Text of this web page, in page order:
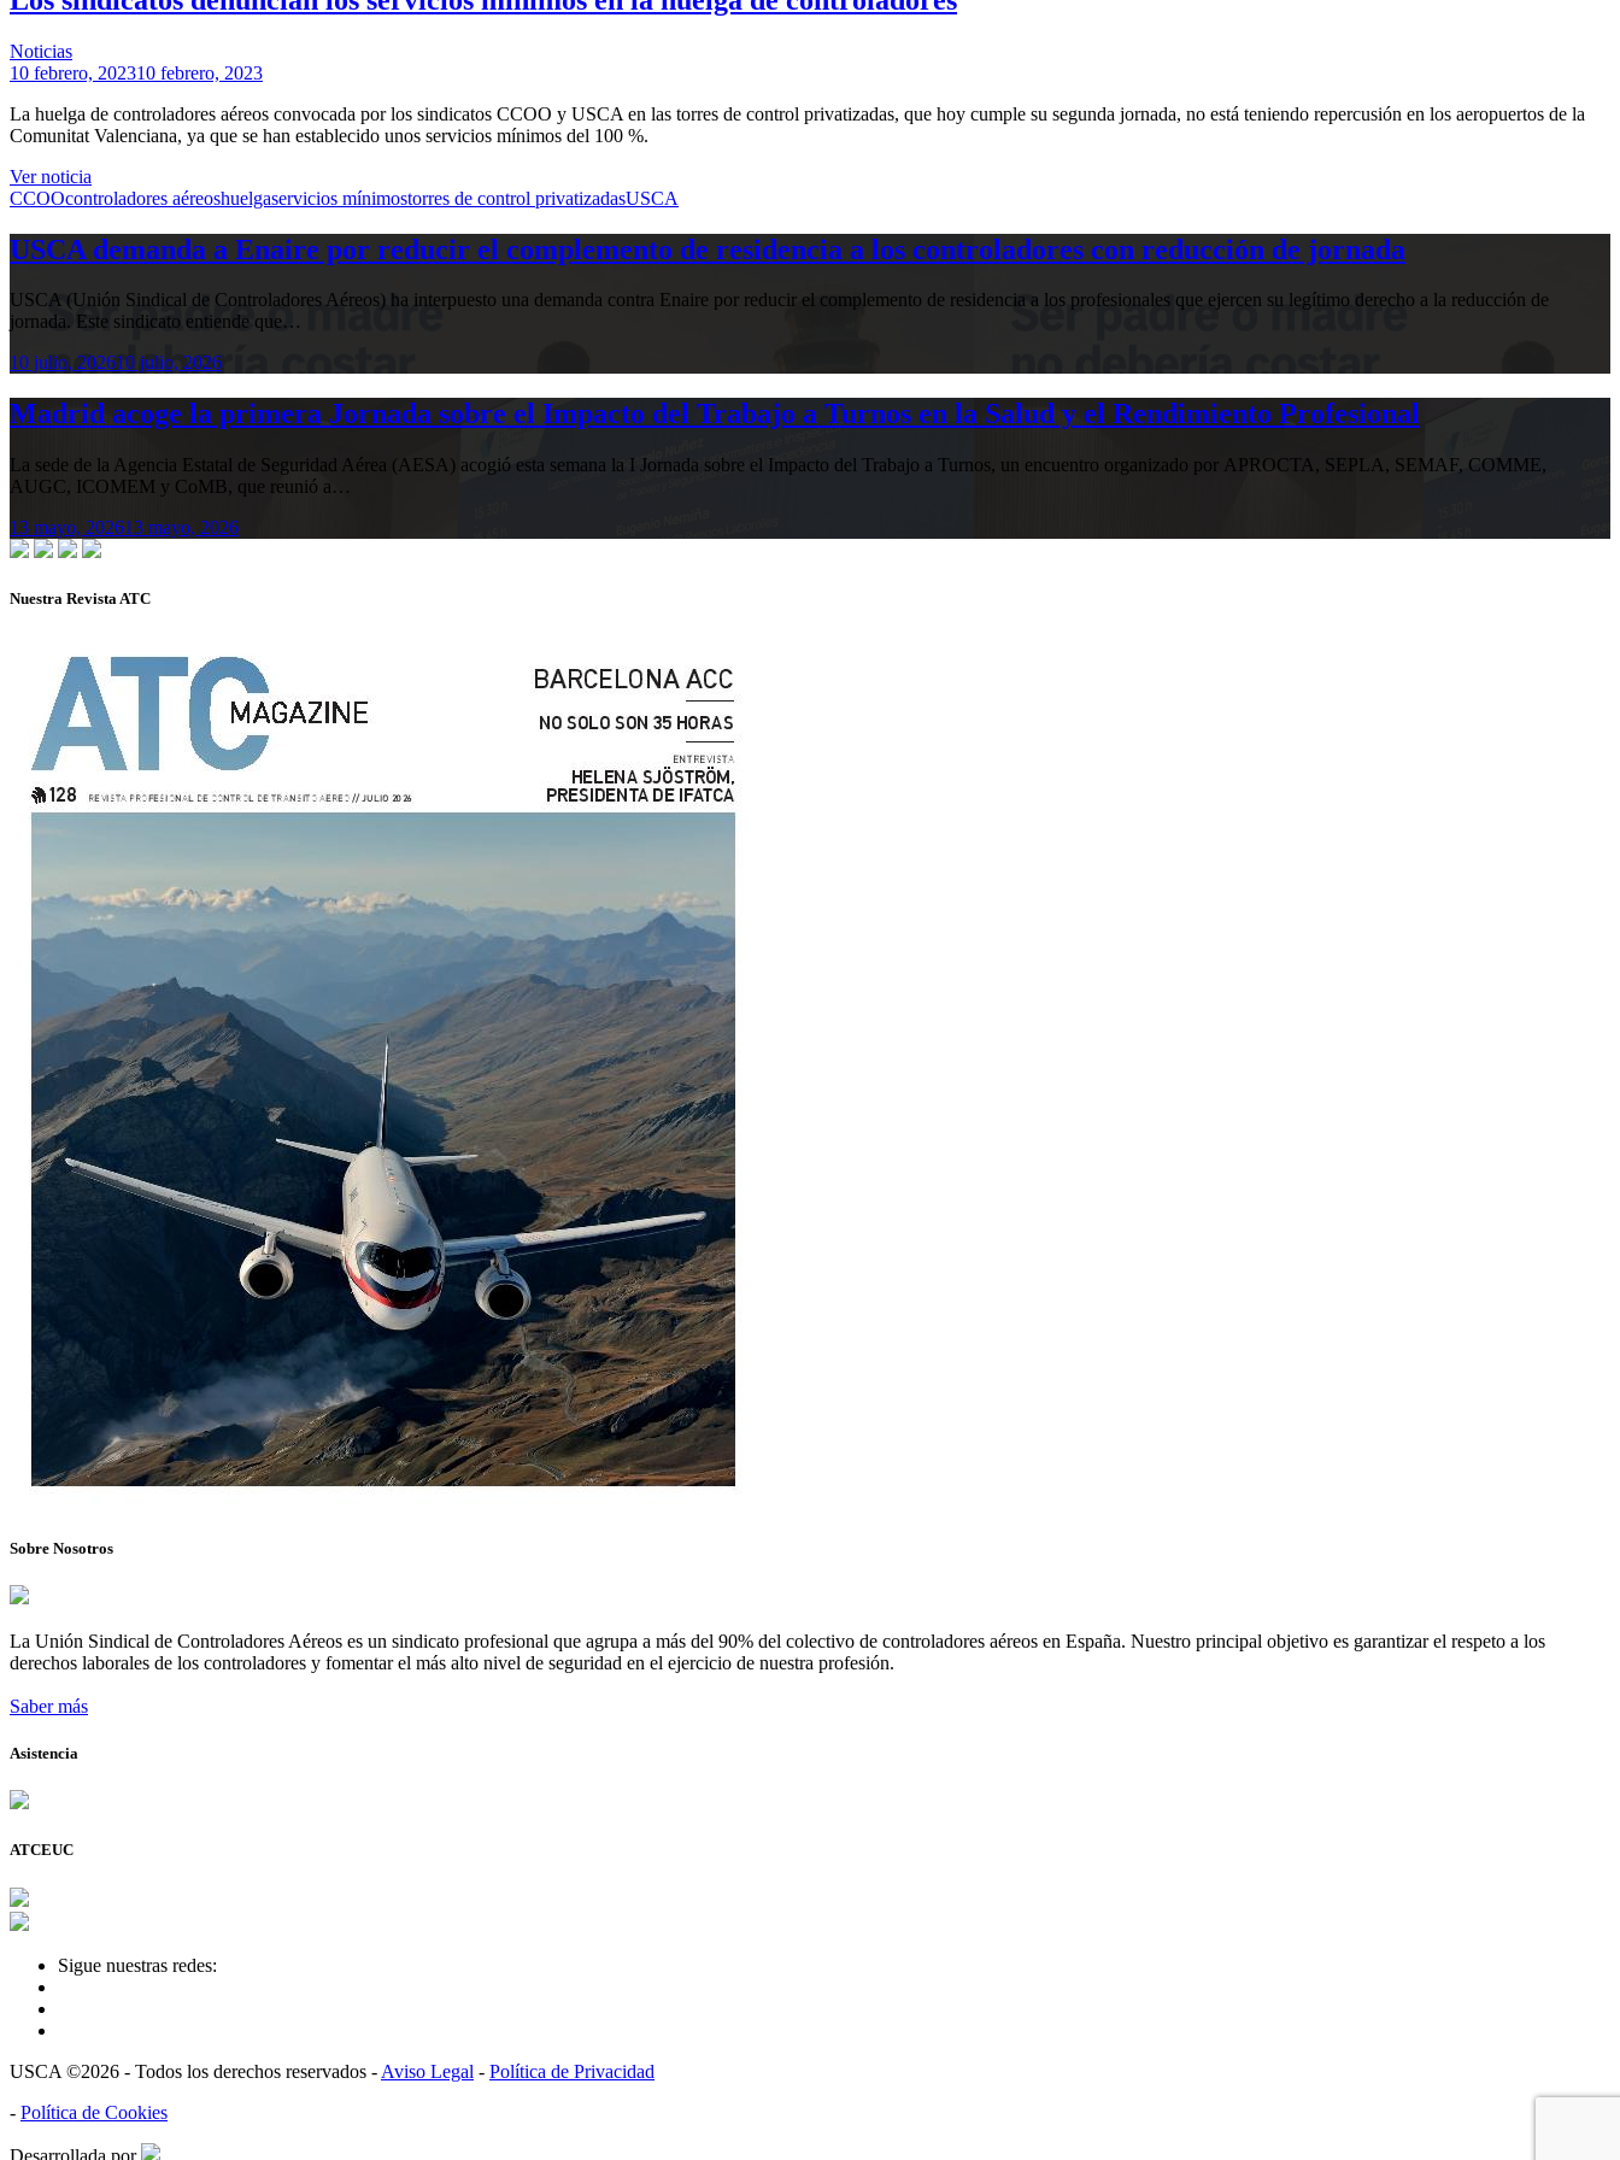
Noticias
10 febrero, 202310 febrero, 2023
La huelga de controladores aéreos convocada por los sindicatos CCOO y USCA en las torres de control privatizadas, que hoy cumple su segunda jornada, no está teniendo repercusión en los aeropuertos de la
Comunitat Valenciana, ya que se han establecido unos servicios mínimos del 100 %.
Ver noticia
CCOOcontroladores aéreoshuelgaservicios mínimostorres de control privatizadasUSCA
USCA demanda a Enaire por reducir el complemento de residencia a los controladores con reducción de jornada
USCA (Unión Sindical de Controladores Aéreos) ha interpuesto una demanda contra Enaire por reducir el complemento de residencia a los profesionales que ejercen su legítimo derecho a la reducción de
jornada. Este sindicato entiende que…
10 julio, 202610 julio, 2026
Madrid acoge la primera Jornada sobre el Impacto del Trabajo a Turnos en la Salud y el Rendimiento Profesional
La sede de la Agencia Estatal de Seguridad Aérea (AESA) acogió esta semana la I Jornada sobre el Impacto del Trabajo a Turnos, un encuentro organizado por APROCTA, SEPLA, SEMAF, COMME,
AUGC, ICOMEM y CoMB, que reunió a…
13 mayo, 202613 mayo, 2026
Nuestra Revista ATC
Sobre Nosotros
La Unión Sindical de Controladores Aéreos es un sindicato profesional que agrupa a más del 90% del colectivo de controladores aéreos en España. Nuestro principal objetivo es garantizar el respeto a los
derechos laborales de los controladores y fomentar el más alto nivel de seguridad en el ejercicio de nuestra profesión.
Saber más
Asistencia
ATCEUC
Sigue nuestras redes:
USCA ©2026 - Todos los derechos reservados - Aviso Legal - Política de Privacidad
- Política de Cookies
Desarrollada por